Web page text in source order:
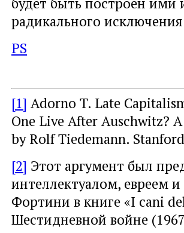
радикального
PS
[1] Adorno T. Late
One Live After Auschwitz?
by Rolf Tiedemann.
[2] Этот аргумент был
интеллектуалом, евреем
Фортини в книге «I cani
Шестидневной войне